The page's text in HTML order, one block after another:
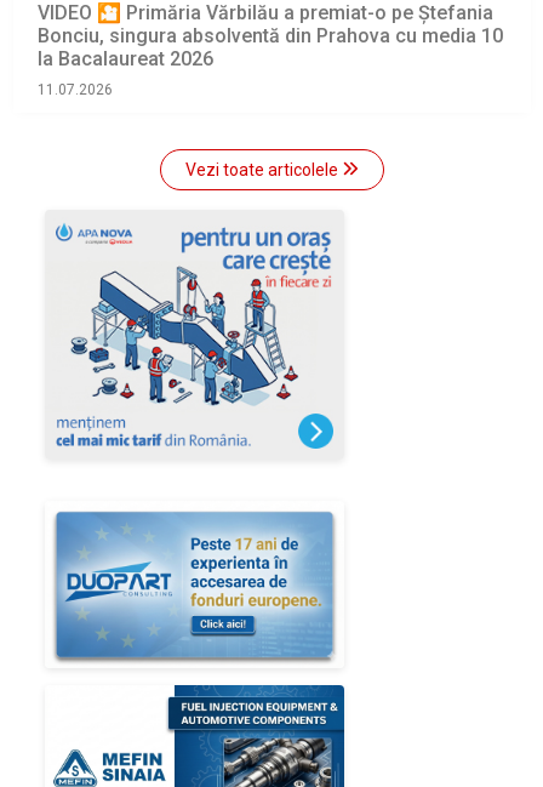
VIDEO 🎦 Primăria Vărbilău a premiat-o pe Ștefania
Bonciu, singura absolventă din Prahova cu media 10
la Bacalaureat 2026
11.07.2026
Vezi toate articolele